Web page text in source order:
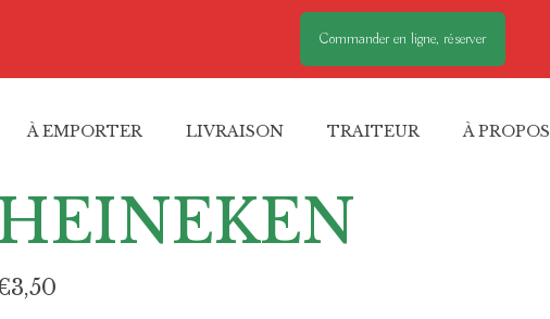
Commander en ligne, réserver
À EMPORTER LIVRAISON TRAITEUR À PROPOS
3,50